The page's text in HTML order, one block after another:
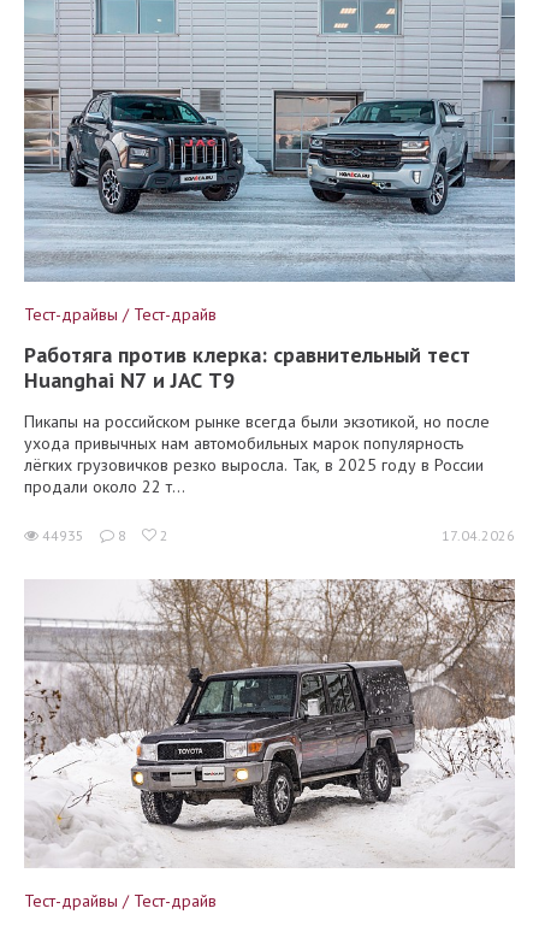
Тест-драйвы / Тест-драйв
Работяга против клерка: сравнительный тест
Huanghai N7 и JAC T9
Пикапы на российском рынке всегда были экзотикой, но после
ухода привычных нам автомобильных марок популярность
лёгких грузовичков резко выросла. Так, в 2025 году в России
продали около 22 т...
44935 8 2 17.04.2026
Тест-драйвы / Тест-драйв